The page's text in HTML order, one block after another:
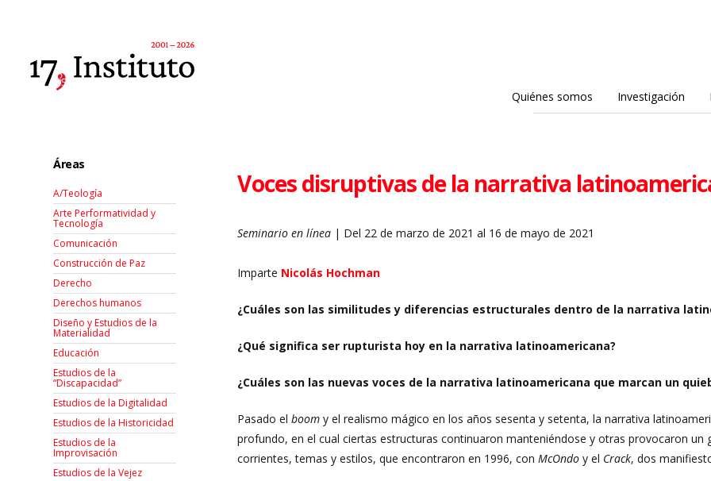
Quiénes somos Investigación
Voces disruptivas de la narrativa
Seminario en línea | Del 22 de marzo de 2021 al 16 de mayo de 2021
Imparte Nicolás Hochman
¿Cuáles son las similitudes y diferencias estructurales dentro de la narrativa
¿Qué significa ser rupturista hoy en la narrativa latinoamericana?
¿Cuáles son las nuevas voces de la narrativa latinoamericana que marcan un
Pasado elboom y el realismo mágico en los años sesenta y setenta, la narrativa
profundo, en el cual ciertas estructuras continuaron manteniéndose y otras provocaron un
corrientes, temas y estilos, que encontraron en 1996, conMcOndo y el Crack, dos
Áreas
A/Teología
Arte Performatividad y
Tecnología
Comunicación
Construcción de Paz
Derecho
Derechos humanos
Diseño y Estudios de la
Materialidad
Educación
Estudios de la
“Discapacidad”
Estudios de la Digitalidad
Estudios de la Historicidad
Estudios de la
Improvisación
Estudios de la Vejez